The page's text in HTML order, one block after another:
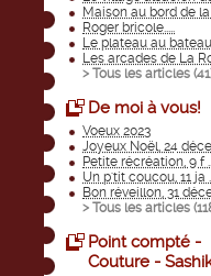
Maison au bord de la
Roger bricole.....
Le plateau au bateau
Les arcades de La
> Tous les articles (41
De moi à vous!
Voeux 2023
Joyeux Noël, 24
Petite récréation, 9 f
Un p'tit coucou, 11 ja
Bon réveillon, 31
> Tous les articles (
Point compté -
Couture -